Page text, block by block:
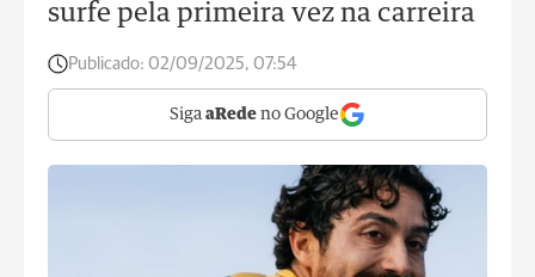
surfe pela primeira vez na carreira
Publicado: 02/09/2025, 07:54
Siga aRede no Google